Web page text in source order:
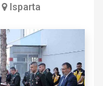
Isparta